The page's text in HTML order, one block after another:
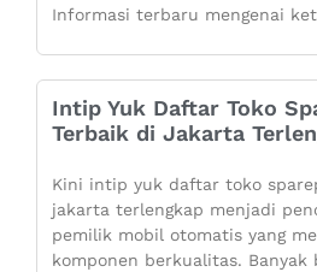
Informasi terbaru mengenai
Intip Yuk Daftar Toko
Terbaik di Jakarta
Kini intip yuk daftar toko
jakarta terlengkap menjadi
pemilik mobil otomatis yang
komponen berkualitas. Banyak